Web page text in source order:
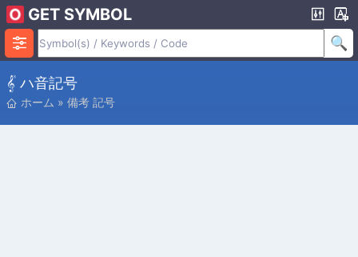
GET SYMBOL
𝄟 ハ音記号
ホーム » 備考 記号